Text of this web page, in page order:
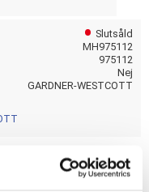
Slutsåld
MH975112
975112
Nej
GARDNER-WESTCOTT